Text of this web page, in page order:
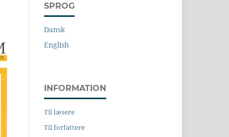
SPROG
Dansk
English
INFORMATION
Til læsere
Til forfattere